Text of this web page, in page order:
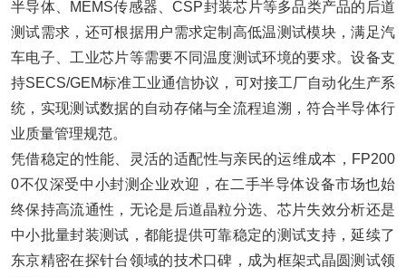
半导体、MEMS传感器、CSP封装芯片等多品类产品的后道
测试需求，还可根据用户需求定制高低温测试模块，满足汽
车电子、工业芯片等需要不同温度测试环境的要求。设备支
持SECS/GEM标准工业通信协议，可对接工厂自动化生产系
统，实现测试数据的自动存储与全流程追溯，符合半导体行
业质量管理规范。
凭借稳定的性能、灵活的适配性与亲民的运维成本，FP200
0不仅深受中小封测企业欢迎，在二手半导体设备市场也始
终保持高流通性，无论是后道晶粒分选、芯片失效分析还是
中小批量封装测试，都能提供可靠稳定的测试支持，延续了
东京精密在探针台领域的技术口碑，成为框架式晶圆测试领